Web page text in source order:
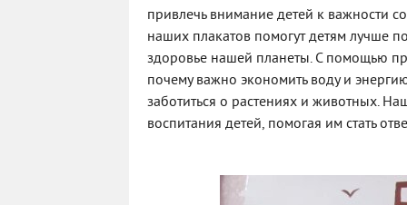
привлечь внимание детей к важности
наших плакатов помогут детям лучше
здоровье нашей планеты. С помощью
почему важно экономить воду и
заботиться о растениях и животных.
воспитания детей, помогая им стать